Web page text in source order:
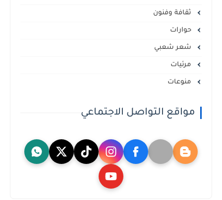
ثقافة وفنون
حوارات
شعر شعبي
مرئيات
منوعات
مواقع التواصل الاجتماعي